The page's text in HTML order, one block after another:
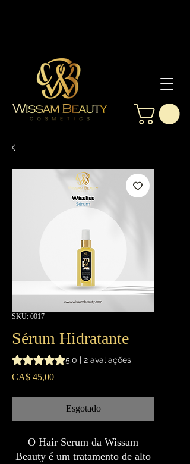
SKU: 0017
Sérum Hidratante
A classificação é 5.0 de 5 estrelas com
5.0 | 2 avaliações
CA$ 45,00Preço
Esgotado
O Hair Serum da Wissam
Beauty é um tratamento de alto